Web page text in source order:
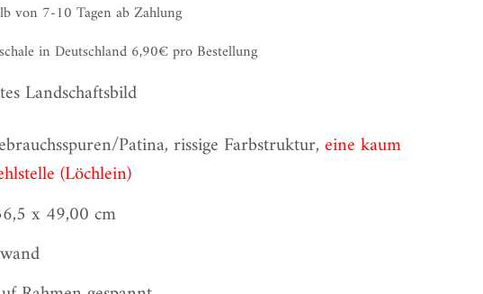
von 7-10 Tagen ab Zahlung
in Deutschland 6,90€ pro Bestellung
Landschaftsbild
Patina, rissige Farbstruktur,eine kaum
(Löchlein)
x 49,00 cm